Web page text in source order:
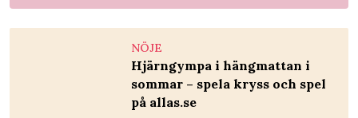
NÖJE
Hjärngympa i hängmattan i
sommar – spela kryss och spel
på allas.se